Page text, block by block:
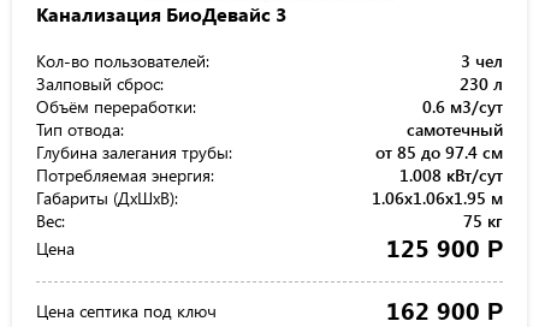
Канализация БиоДевайс 3
Кол-во пользователей:
3 чел
Залповый сброс:
230 л
Объём переработки:
0.6 м3/сут
Тип отвода:
самотечный
Глубина залегания трубы:
от 85 до 97.4 см
Потребляемая энергия:
1.008 кВт/сут
Габариты (ДхШхВ):
1.06x1.06x1.95 м
Вес:
75 кг
Цена
125 900 Р
Цена септика под ключ 162 900 Р